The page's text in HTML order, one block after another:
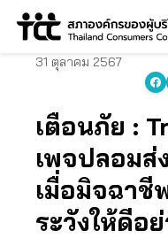
Skip
31 ตุลาคม 2567
เตือนภัย :
เพจปลอมส่
เมื่อมิจฉาชี
ระวังให้ดีอ